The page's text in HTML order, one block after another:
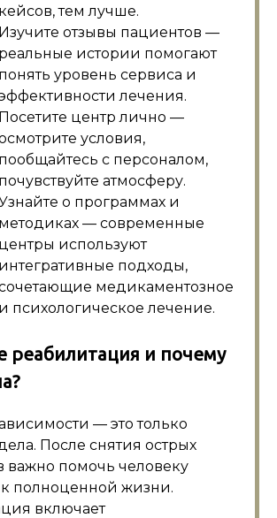
кейсов, тем лучше.
Изучите отзывы пациентов —
реальные истории помогают
понять уровень сервиса и
лечения.
Посетите центр лично —
условия,
пообщайтесь с персоналом,
почувствуйте атмосферу.
о программах и
методиках — современные
центры используют
интегративные подходы,
медикаментозное
и психологическое лечение.
реабилитация и почему
— это только
После снятия острых
важно помочь человеку
к полноценной жизни.
включает